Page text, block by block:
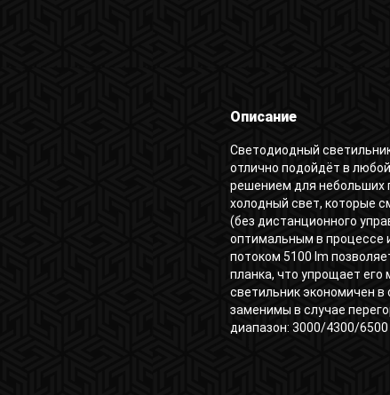
Описание
Светодиодный
отлично подойдёт в
решением для небольших
холодный свет, которые
(без дистанционного
оптимальным в процессе
потоком 5100 lm
планка, что упрощает
светильник экономичен в
заменимы в случае
диапазон: 3000/4300/6500